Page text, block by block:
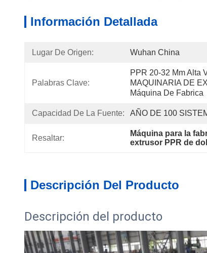
Información Detallada
Lugar De Origen: Wuhan China
Palabras Clave:
PPR 20-32 Mm Alta
MAQUINARIA DE
Máquina De Fabrica
Capacidad De La Fuente: AÑO DE 100
Resaltar:
Máquina para la
extrusor PPR de
Descripción Del Producto
Descripción del producto